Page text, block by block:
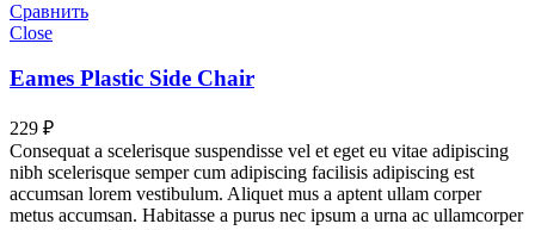
Сравнить
Close
Eames Plastic Side Chair
229 ₽
Consequat a scelerisque suspendisse vel et eget eu vitae adipiscing
nibh scelerisque semper cum adipiscing facilisis adipiscing est
accumsan lorem vestibulum. Aliquet mus a aptent ullam corper
metus accumsan. Habitasse a purus nec ipsum a urna ac ullamcorper